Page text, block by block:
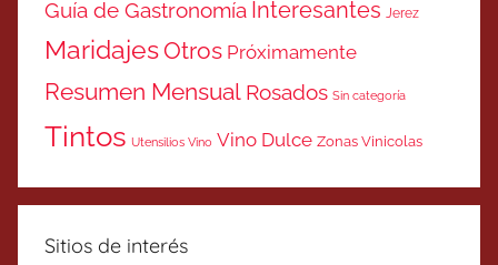
Guía de Gastronomía Interesantes Jerez
MaridajesOtros Próximamente
Resumen Mensual Rosados Sin categoría
Tintos Utensilios Vino Vino Dulce Zonas Vinicolas
Sitios de interés